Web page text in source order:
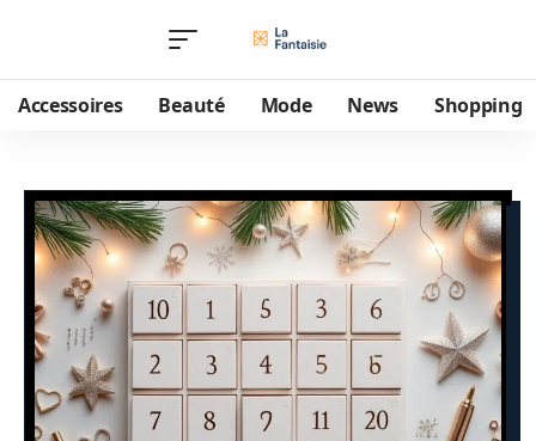
Accessoires Beauté Mode News Shopping